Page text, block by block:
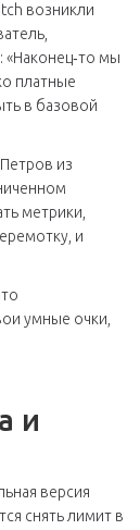
возникли
«Наконец‑то мы
платные
в базовой
из
метрики,
и
умные очки,
и
версия
снять лимит в